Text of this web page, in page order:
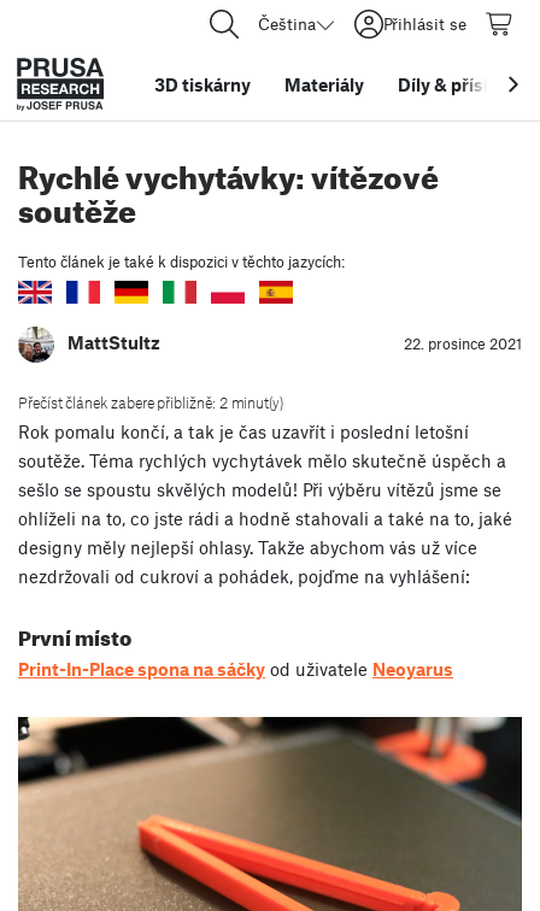
Čeština Přihlásit se
3D tiskárny Materiály Díly&
Rychlé vychytávky: vítězové
soutěže
Tento článek je také k dispozici v těchto jazycích:
MattStultz 22. prosince 2021
Přečíst článek zabere přibližně: 2 minut(y)
Rok pomalu končí, a tak je čas uzavřít i poslední letošní
soutěže. Téma rychlých vychytávek mělo skutečně úspěch a
sešlo se spoustu skvělých modelů! Při výběru vítězů jsme se
ohlíželi na to, co jste rádi a hodně stahovali a také na to, jaké
designy měly nejlepší ohlasy. Takže abychom vás už více
nezdržovali od cukroví a pohádek, pojďme na vyhlášení:
První místo
Print-In-Place spona na sáčky od uživatele Neoyarus